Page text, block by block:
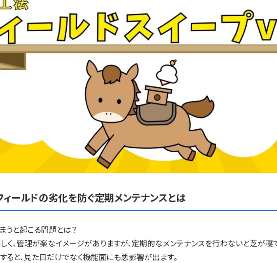
ールドの劣化を防ぐ定期メンテナンスとは
うと起こる問題とは？
、管理が楽なイメージがありますが、定期的なメンテナンスを行わないと芝が寝
と、見た目だけでなく機能面にも悪影響が出ます。